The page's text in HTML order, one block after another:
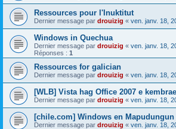
Ressources pour l'Inuktitut
Dernier message par drouizig « ven. janv. 18,
Windows in Quechua
Dernier message par drouizig « ven. janv. 18,
Réponses : 1
Ressources for galician
Dernier message par drouizig « ven. janv. 18,
[WLB] Vista hag Office 2007 e
Dernier message par drouizig « ven. janv. 18,
[chile.com] Windows en Mapudungun
Dernier message par drouizig « ven. janv. 18,